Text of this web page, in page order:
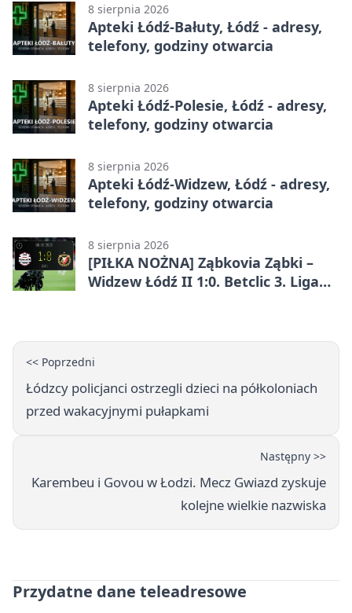
8 sierpnia 2026
Apteki Łódź-Bałuty, Łódź - adresy,
telefony, godziny otwarcia
8 sierpnia 2026
Apteki Łódź-Polesie, Łódź - adresy,
telefony, godziny otwarcia
8 sierpnia 2026
Apteki Łódź-Widzew, Łódź - adresy,
telefony, godziny otwarcia
8 sierpnia 2026
[PIŁKA NOŻNA] Ząbkovia Ząbki –
Widzew Łódź II 1:0. Betclic 3. Liga
<< Poprzedni
Łódzcy policjanci ostrzegli dzieci na półkoloniach
przed wakacyjnymi pułapkami
Następny >>
Karembeu i Govou w Łodzi. Mecz Gwiazd zyskuje
kolejne wielkie nazwiska
Przydatne dane teleadresowe